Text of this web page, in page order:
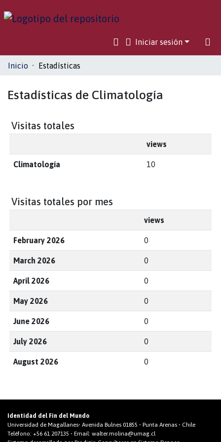
Iniciar sesión
Comunidades
Inicio Estadísticas
Estadísticas de Climatología
Visitas totales
views
Climatología 10
Visitas totales por mes
views
February 2026 0
March 2026 0
April 2026 0
May 2026 0
June 2026 0
July 2026 0
August 2026 0
Identidad del Fin del Mundo
Universidad de Magallanes• Avenida Bulnes 01855 • Punta Arenas • Chile
Teléfono: +56 61 207135 • Email: walter.molina@umag.cl